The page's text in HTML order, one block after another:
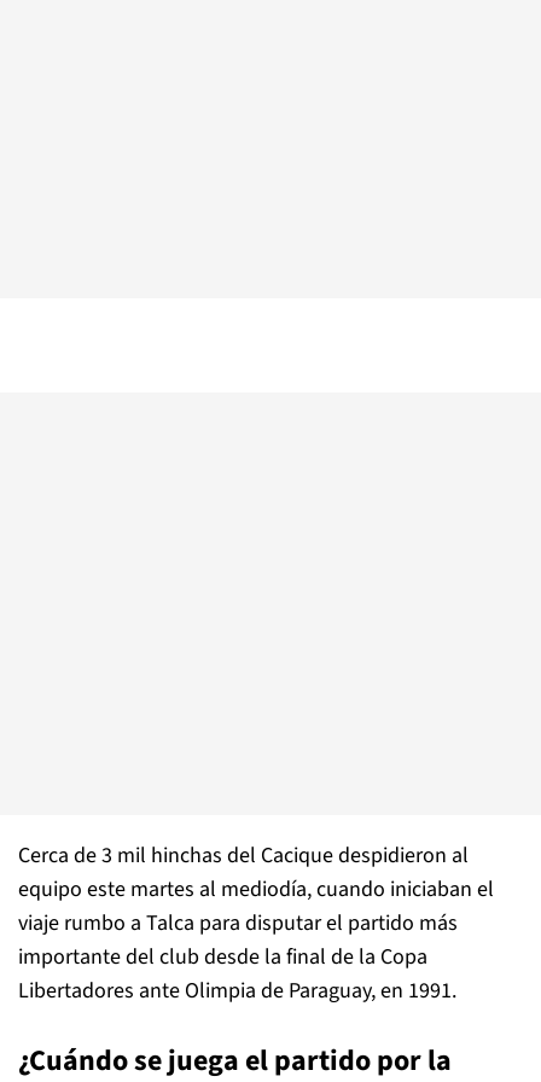
Cerca de 3 mil hinchas del Cacique despidieron al
equipo este martes al mediodía, cuando iniciaban el
viaje rumbo a Talca para disputar el partido más
importante del club desde la final de la Copa
Libertadores ante Olimpia de Paraguay, en 1991.
¿Cuándo se juega el partido por la